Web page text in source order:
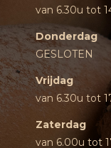
van 6.30u tot
Donderdag
GESLOTEN
Vrijdag
van 6.30u tot
Zaterdag
van 6.00u tot